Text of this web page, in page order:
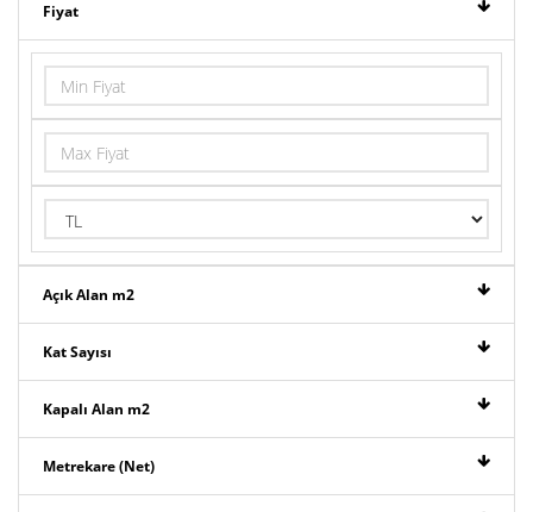
Fiyat
Açık Alan m2
Kat Sayısı
Kapalı Alan m2
Metrekare (Net)